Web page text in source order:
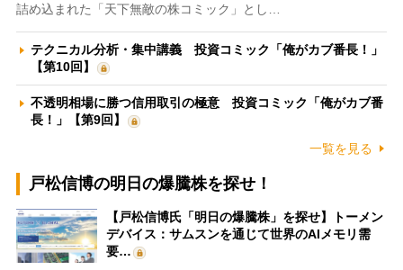
詰め込まれた「天下無敵の株コミック」とし…
テクニカル分析・集中講義 投資コミック「俺がカブ番長！」
【第10回】
不透明相場に勝つ信用取引の極意 投資コミック「俺がカブ番
長！」【第9回】
一覧を見る
戸松信博の明日の爆騰株を探せ！
【戸松信博氏「明日の爆騰株」を探せ】トーメン
デバイス：サムスンを通じて世界のAIメモリ需
要…